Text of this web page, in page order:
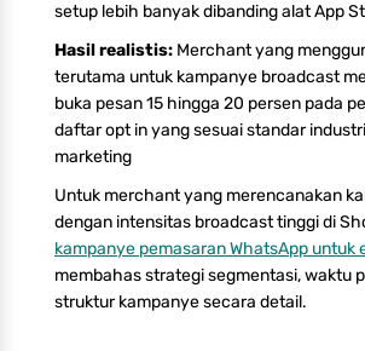
setup lebih banyak dibanding alat App
Hasil realistis: Merchant yang
terutama untuk kampanye broadcast
buka pesan 15 hingga 20 persen pada
daftar opt in yang sesuai standar
marketing
Untuk merchant yang merencanakan
dengan intensitas broadcast tinggi di
kampanye pemasaran WhatsApp untuk
membahas strategi segmentasi, waktu
struktur kampanye secara detail.